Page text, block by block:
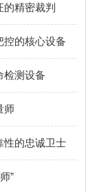
精密裁判
控的核心设备
检测设备
师
性的忠诚卫士
”